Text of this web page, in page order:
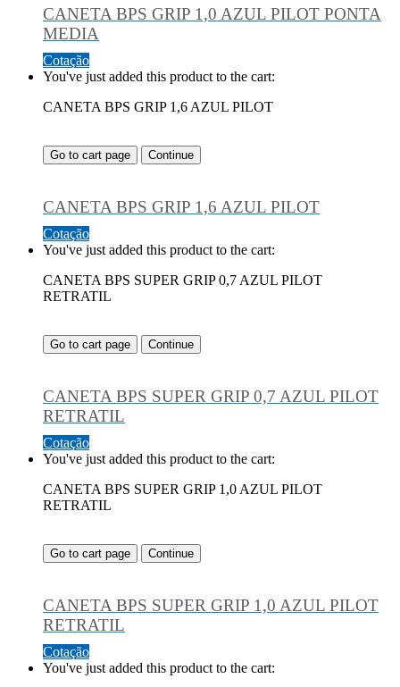
CANETA BPS GRIP 1,0 AZUL PILOT PONTA
MEDIA
Cotação
You've just added this product to the cart:
CANETA BPS GRIP 1,6 AZUL PILOT
Go to cart page Continue
CANETA BPS GRIP 1,6 AZUL PILOT
Cotação
You've just added this product to the cart:
CANETA BPS SUPER GRIP 0,7 AZUL PILOT
RETRATIL
Go to cart page Continue
CANETA BPS SUPER GRIP 0,7 AZUL PILOT
RETRATIL
Cotação
You've just added this product to the cart:
CANETA BPS SUPER GRIP 1,0 AZUL PILOT
RETRATIL
Go to cart page Continue
CANETA BPS SUPER GRIP 1,0 AZUL PILOT
RETRATIL
Cotação
You've just added this product to the cart: